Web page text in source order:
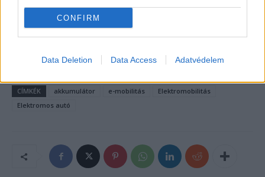
CONFIRM
Data Deletion Data Access Adatvédelem
Kövesd az e-cars.hu-t a Facebookon is, további
›
CÍMKÉK akkumulátor e-mobilitás
Elektromobilitás
Elektromos autó